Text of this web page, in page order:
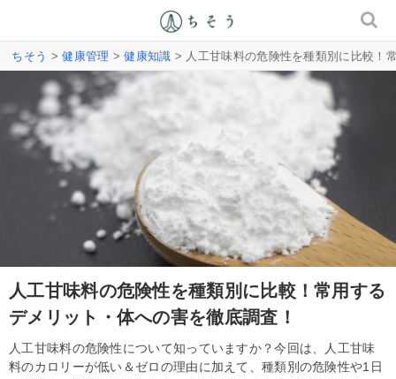
ちそう >健康管理 >健康知識 > 人工甘味料の危険性を種類別に比較！
人工甘味料の危険性を種類別に比較！常用する
デメリット・体への害を徹底調査！
人工甘味料の危険性について知っていますか？今回は、人工甘味
料のカロリーが低い＆ゼロの理由に加えて、種類別の危険性や1日